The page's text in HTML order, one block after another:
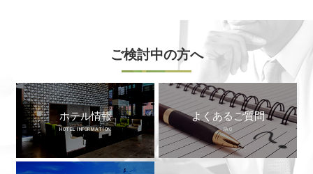
ご検討中の方へ
ホテル情報
HOTEL INFORMATION
よくあるご質問
FAQ